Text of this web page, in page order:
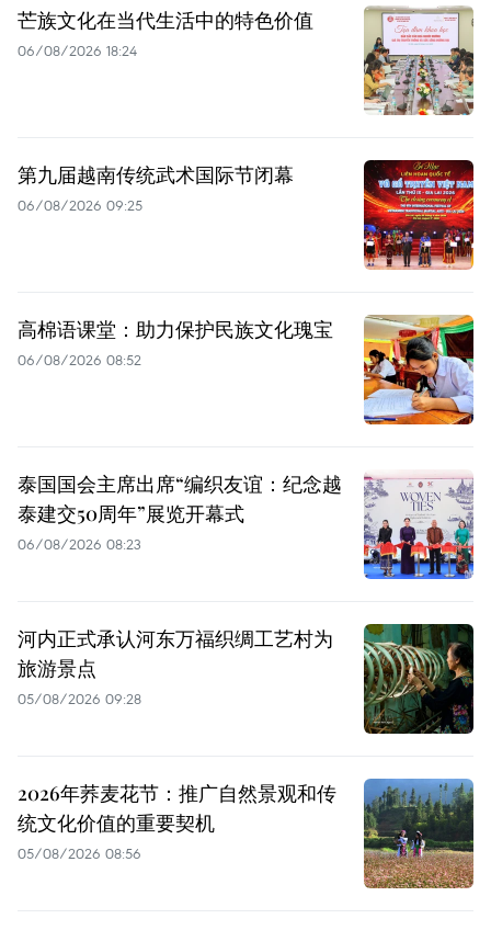
芒族文化在当代生活中的特色价值
06/08/2026 18:24
第九届越南传统武术国际节闭幕
06/08/2026 09:25
高棉语课堂：助力保护民族文化瑰宝
06/08/2026 08:52
泰国国会主席出席“编织友谊：纪念越
泰建交50周年”展览开幕式
06/08/2026 08:23
河内正式承认河东万福织绸工艺村为
旅游景点
05/08/2026 09:28
2026年荞麦花节：推广自然景观和传
统文化价值的重要契机
05/08/2026 08:56